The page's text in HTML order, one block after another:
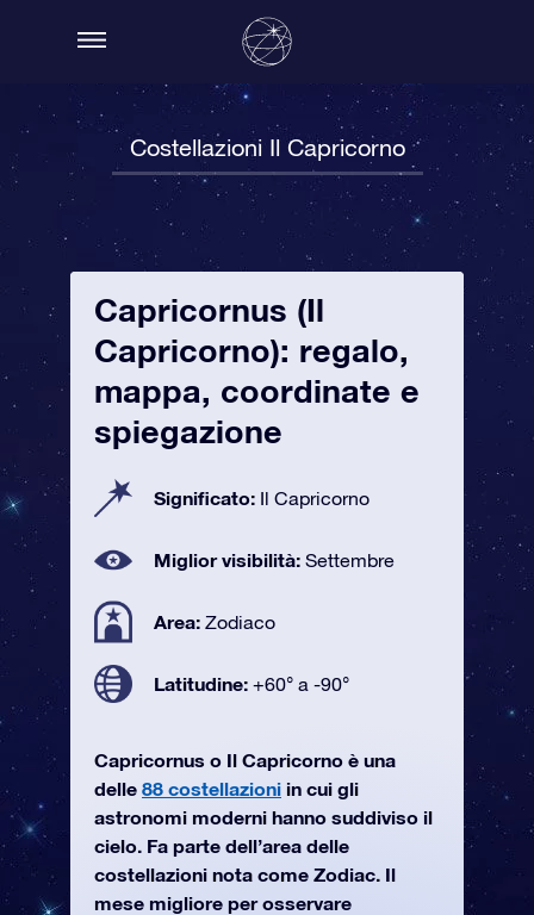
Costellazioni Il Capricorno
Capricornus (Il
Capricorno): regalo,
mappa, coordinate e
spiegazione
Significato: Il Capricorno
Miglior visibilità: Settembre
Area: Zodiaco
Latitudine: +60° a -90°
Capricornus o Il Capricorno è una
delle 88 costellazioni in cui gli
astronomi moderni hanno suddiviso il
cielo. Fa parte dell’area delle
costellazioni nota come Zodiac. Il
mese migliore per osservare